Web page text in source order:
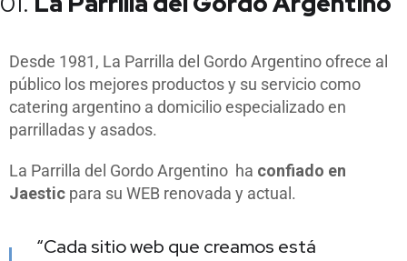
Desde 1981, La Parrilla del Gordo Argentino ofrece al
público los mejores productos y su servicio como
catering argentino a domicilio especializado en
parrilladas y asados.
La Parrilla del Gordo Argentino ha confiado en
Jaestic para su WEB renovada y actual.
“Cada sitio web que creamos está